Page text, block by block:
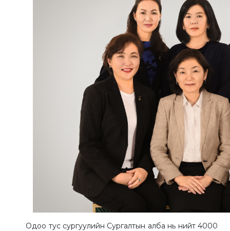
Одоо тус сургуулийн Сургалтын алба нь нийт 4000